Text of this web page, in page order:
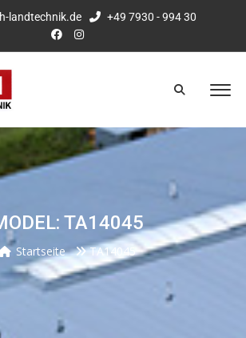
landtechnik.de +49 7930 - 994 30
TA14045
Startseite TA14045